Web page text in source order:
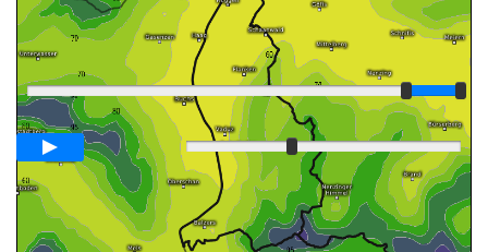
Player
Animationsspanne 02:00h
Schnell
Langsam